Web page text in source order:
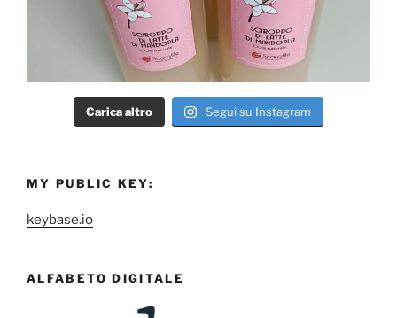
Carica altro Segui su Instagram
MY PUBLIC KEY:
keybase.io
ALFABETO DIGITALE